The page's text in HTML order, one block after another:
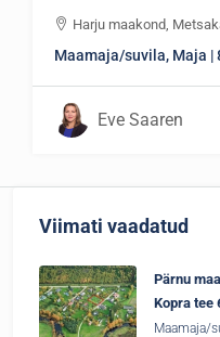
Harju maakond,
Maamaja/suvila, Maja |
Eve Saaren
Viimati vaadatud
Pärnu
Kopra tee
Maamaja/